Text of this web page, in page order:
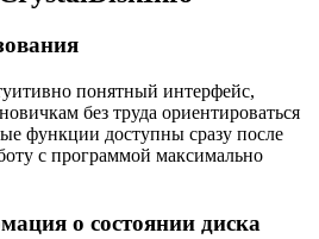
понятный интерфейс,
без труда ориентироваться
функции доступны сразу после
с программой максимально
о состоянии диска